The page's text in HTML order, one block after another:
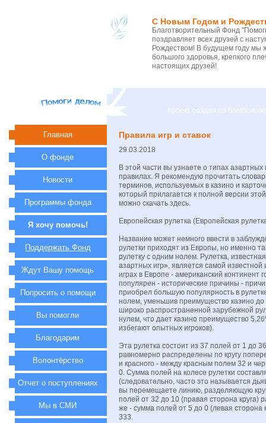
С Новым Годом и
Благотворительный Фонд
поздравляет всех друзей с
Рождеством! В будущем году
большого здоровья, крепкого
настоящих друзей!
проект создан по
Правила игр и ставок
29.03.2018
В этой части вы узнаете о типах
правилах. Я рекомендую прочитать
терминов, используемых в казино и
который прилагается к полной версии
можно скачать здесь.
Европейская рулетка (Европейская
Название может немного ввести в
рулетки приходят из Европы, но именно
рулетку с одним нолем. Рулетка,
азартных игр», является самой известной
играх в Европе - американский континент
популярен - исторические причины -
приобрел большую популярность в
нолем, уменьшив преимущество казино до
широко распространенной зарубежной
нулем, что дает казино преимущество
избегают опытных игроков).
Эта рулетка состоит из 37 полей от 1 до
равномерно распределены по кругу
и красного - между красным полем 32 и
0. Сумма полей на колесе рулетки
(следовательно, часто это называется
вы перемещаете линию, разделяющую
полей от 32 до 10 (правая сторона круга)
же - сумма полей от 5 до 0 (левая сторона
333.
Главная
О фонде
Новости
Программы фонда
Я хочу помочь!
Поддержать Фонд
Ждут Вашу помощь
Попросить о помощи
Вы помогли
Благодарим
Волонтёрство
Отчет о поступлениях
Мы в СМИ